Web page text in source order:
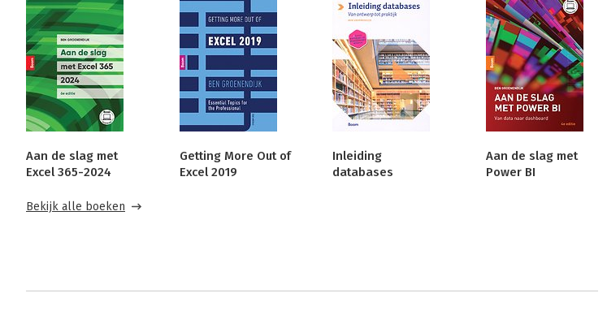
Aan de slag met
Excel 365-2024
Getting More Out of
Excel 2019
Inleiding
databases
Aan de slag met
Power BI
Bekijk alle boeken